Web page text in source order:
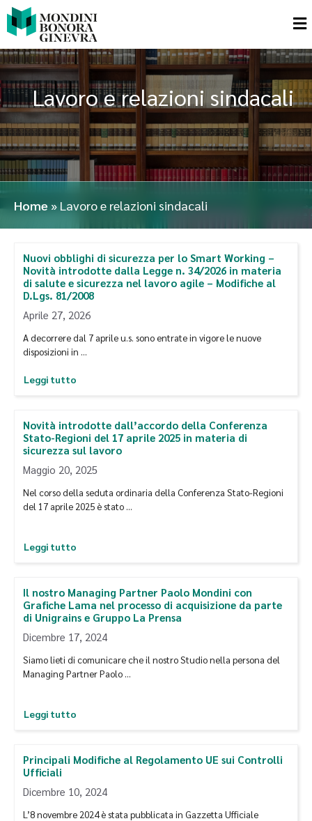
Lavoro e relazioni sindacali
Home » Lavoro e relazioni sindacali
Nuovi obblighi di sicurezza per lo Smart Working –
Novità introdotte dalla Legge n. 34/2026 in materia
di salute e sicurezza nel lavoro agile – Modifiche al
D.Lgs. 81/2008
Aprile 27, 2026
A decorrere dal 7 aprile u.s. sono entrate in vigore le nuove
disposizioni in …
Leggi tutto
Novità introdotte dall’accordo della Conferenza
Stato-Regioni del 17 aprile 2025 in materia di
sicurezza sul lavoro
Maggio 20, 2025
Nel corso della seduta ordinaria della Conferenza Stato-Regioni
del 17 aprile 2025 è stato …
Leggi tutto
Il nostro Managing Partner Paolo Mondini con
Grafiche Lama nel processo di acquisizione da parte
di Unigrains e Gruppo La Prensa
Dicembre 17, 2024
Siamo lieti di comunicare che il nostro Studio nella persona del
Managing Partner Paolo …
Leggi tutto
Principali Modifiche al Regolamento UE sui Controlli
Ufficiali
Dicembre 10, 2024
L’8 novembre 2024 è stata pubblicata in Gazzetta Ufficiale